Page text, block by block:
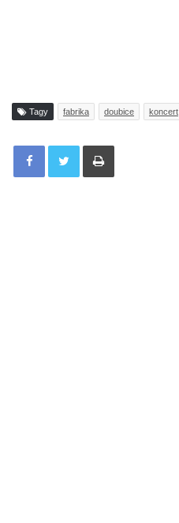
Tagy fabrika doubice koncert
Tisknout